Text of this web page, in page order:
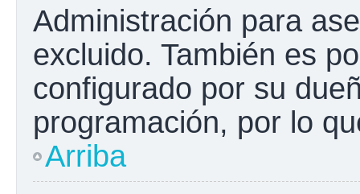
Administración para
excluido. También es
configurado por su
programación, por lo
Arriba